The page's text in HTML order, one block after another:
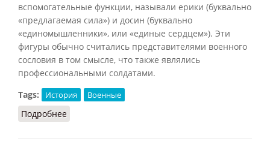
вспомогательные функции, называли ерики (буквально
«предлагаемая сила») и досин (буквально
«единомышленники», или «единые сердцем»). Эти
фигуры обычно считались представителями военного
сословия в том смысле, что также являлись
профессиональными солдатами.
Tags:
История Военные
Подробнее